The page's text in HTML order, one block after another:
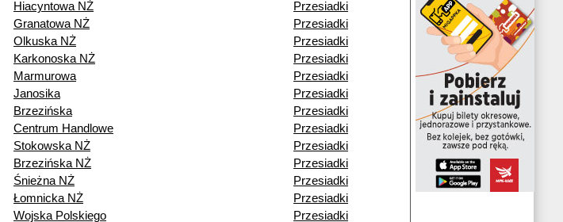
Hiacyntowa NŻ
Przesiadki
Granatowa NŻ
Przesiadki
Olkuska NŻ
Przesiadki
Karkonoska NŻ
Przesiadki
Marmurowa
Przesiadki
Janosika
Przesiadki
Brzezińska
Przesiadki
Centrum Handlowe
Przesiadki
Stokowska NŻ
Przesiadki
Brzezińska NŻ
Przesiadki
Śnieżna NŻ
Przesiadki
Łomnicka NŻ
Przesiadki
Wojska Polskiego Przesiadki